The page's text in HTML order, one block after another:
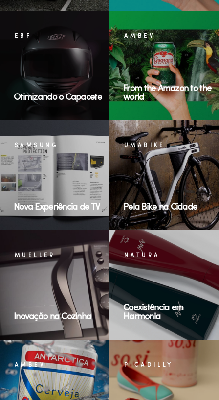
EBF
Otimizando o Capacete
AMBEV
From the Amazon to the
world
SAMSUNG
Nova Experiência de TV
UMABIKE.
Pela Bike na Cidade
MUELLER
Inovação na Cozinha
NATURA
Coexistência em
Harmonia
AMBEV PICADILLY